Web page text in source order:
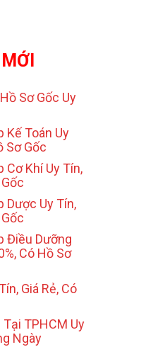
Sơ Gốc Uy
Kế Toán Uy
Sơ Gốc
Cơ Khí Uy Tín,
Dược Uy Tín,
Điều Dưỡng
Có Hồ Sơ
Giá Rẻ, Có
TPHCM Uy
Ngày